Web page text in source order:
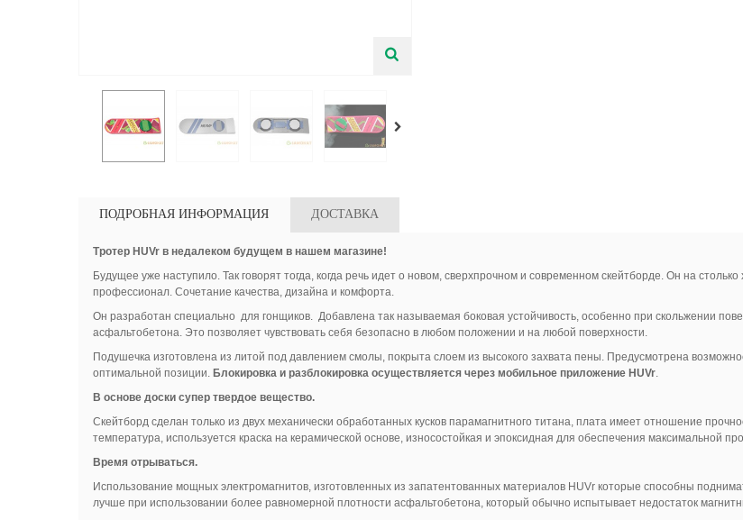
ПОДРОБНАЯ ИНФОРМАЦИЯ ДОСТАВКА
Тротер HUVr в недалеком будущем в нашем магазине!
Будущее уже наступило. Так говорят тогда, когда речь идет о новом, сверхпрочном и современном скейтборде. Он на
профессионал. Сочетание качества, дизайна и комфорта.
Он разработан специально для гонщиков. Добавлена так называемая боковая устойчивость, особенно при скольжении
асфальтобетона. Это позволяет чувствовать себя безопасно в любом положении и на любой поверхности.
Подушечка изготовлена из литой под давлением смолы, покрыта слоем из высокого захвата пены. Предусмотрена
оптимальной позиции. Блокировка и разблокировка осуществляется через мобильное приложение HUVr.
В основе доски супер твердое вещество.
Скейтборд сделан только из двух механически обработанных кусков парамагнитного титана, плата имеет отношение
температура, используется краска на керамической основе, износостойкая и эпоксидная для обеспечения максимальной
Время отрываться.
Использование мощных электромагнитов, изготовленных из запатентованных материалов HUVr которые способны
лучше при использовании более равномерной плотности асфальтобетона, который обычно испытывает недостаток